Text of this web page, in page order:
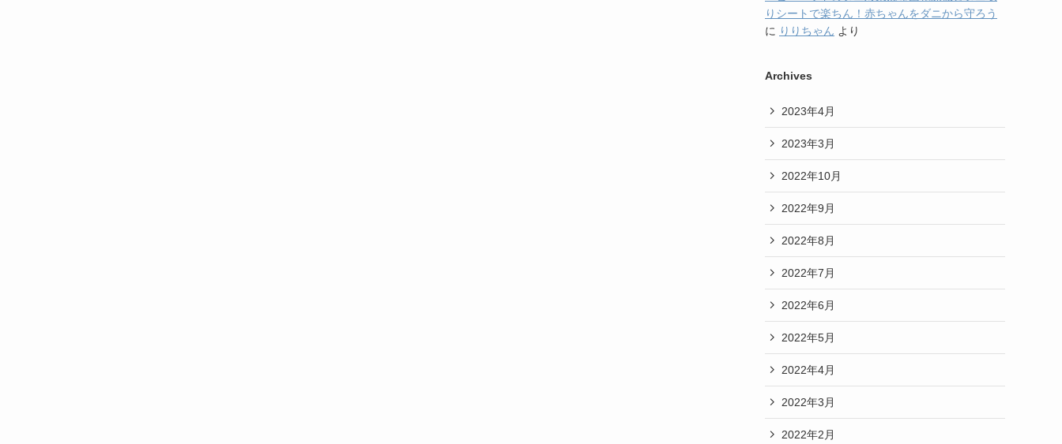
りシートで楽ちん！赤ちゃんをダニから守ろう
に りりちゃん より
Archives
2023年4月
2023年3月
2022年10月
2022年9月
2022年8月
2022年7月
2022年6月
2022年5月
2022年4月
2022年3月
2022年2月